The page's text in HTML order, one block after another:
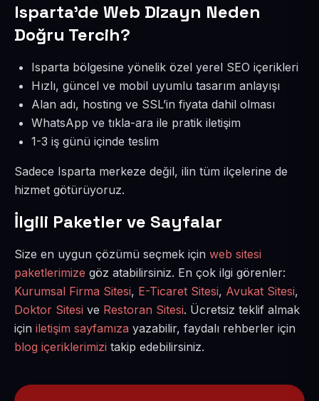
Isparta’de Web Dizayn Neden
Doğru Tercih?
Isparta bölgesine yönelik özel yerel SEO içerikleri
Hızlı, güncel ve mobil uyumlu tasarım anlayışı
Alan adı, hosting ve SSL’in fiyata dahil olması
WhatsApp ve tıkla-ara ile pratik iletişim
1-3 iş günü içinde teslim
Sadece Isparta merkeze değil, ilin tüm ilçelerine de
hizmet götürüyoruz.
İlgili Paketler ve Sayfalar
Size en uygun çözümü seçmek için web sitesi
paketlerimize göz atabilirsiniz. En çok ilgi görenler:
Kurumsal Firma Sitesi, E-Ticaret Sitesi, Avukat Sitesi,
Doktor Sitesi ve Restoran Sitesi. Ücretsiz teklif almak
için iletişim sayfamıza yazabilir, faydalı rehberler için
blog içeriklerimizi takip edebilirsiniz.